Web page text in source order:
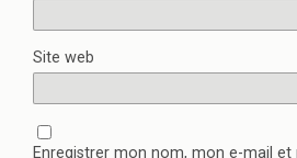
Site web
Enregistrer mon nom, mon e-mail et